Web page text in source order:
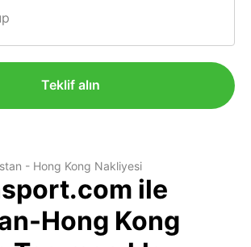
Teklif alın
- Hong Kong Nakliyesi
ile
Hong Kong